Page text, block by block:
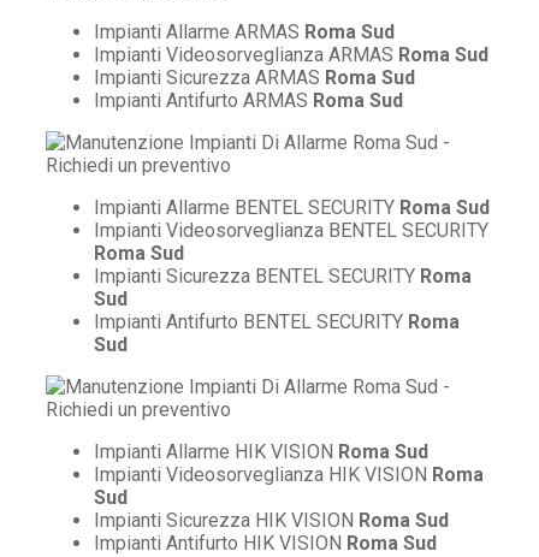
Impianti Allarme ARMAS Roma Sud
Impianti Videosorveglianza ARMAS Roma Sud
Impianti Sicurezza ARMAS Roma Sud
Impianti Antifurto ARMAS Roma Sud
Impianti Allarme BENTEL SECURITY Roma Sud
Impianti Videosorveglianza BENTEL SECURITY
Roma Sud
Impianti Sicurezza BENTEL SECURITY Roma
Sud
Impianti Antifurto BENTEL SECURITY Roma
Sud
Impianti Allarme HIK VISION Roma Sud
Impianti Videosorveglianza HIK VISION Roma
Sud
Impianti Sicurezza HIK VISION Roma Sud
Impianti Antifurto HIK VISION Roma Sud